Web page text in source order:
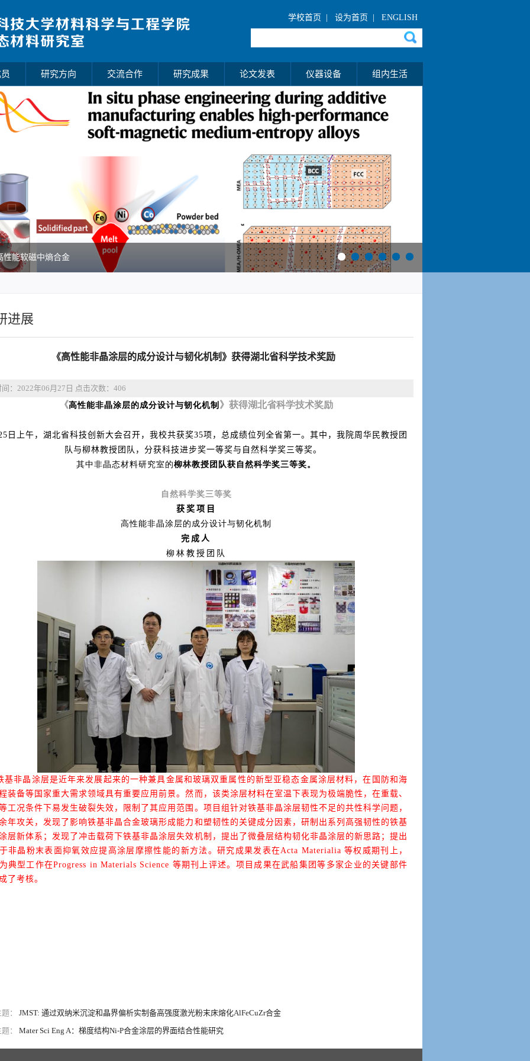
学校首页 设为首页 ENGLISH
研究方向 交流合作 研究成果 论文发表 仪器设备 组内生活
性能软磁中熵合金
1
2 3 4
进展
《高性能非晶涂层的成分设计与韧化机制》获得湖北省科学技术奖励
：2022年06月27日 点击次数： 406
《高性能非晶涂层的成分设计与韧化机制 》获得湖北省科学技术奖励
日上午， 湖北省科技创新大会召开，我校共获奖35项，总成绩位列全省第一。其中，我院周华民教授团
队与柳林教授团队， 分获科技进步奖一等奖与自然科学奖三等奖。
其中非晶态材料研究室的柳林教授团队获自然科学奖三等奖。
自然科学奖三等奖
获奖项目
高性能非晶涂层的成分设计与韧化机制
完成人
柳林 教授团队
基非晶涂层是近年来发展起来的一种兼具金属和玻璃双重属性的新型亚稳态金属涂层材料，在国防和海
装备等国家重大需求领域具有重要应用前景。然而，该类涂层材料在室温下表现为极端脆性，在重载、
工况条件下易发生破裂失效，限制了其应用范围。项目组针对铁基非晶涂层韧性不足的共性科学问题，
年攻关，发现了影响铁基非晶合金玻璃形成能力和塑韧性的关键成分因素，研制出系列高强韧性的铁基
层新体系；发现了冲击载荷下铁基非晶涂层失效机制，提出了微叠层结构韧化非晶涂层的新思路；提出
非晶粉末表面抑氧效应提高涂层摩擦性能的新方法。研究成果发表在Acta Materialia 等权威期刊上，
典型工作在Progress in Materials Science 等期刊上评述。项目成果在武船集团等多家企业的关键部件
了考核。
： JMST: 通过双纳米沉淀和晶界偏析实制备高强度激光粉末床熔化AlFeCuZr合金
： Mater Sci Eng A：梯度结构Ni-P合金涂层的界面结合性能研究